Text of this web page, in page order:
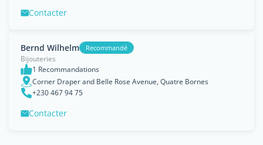
Contacter
Bernd Wilhelm Recommandé
Bijouteries
1 Recommandations
Corner Draper and Belle Rose Avenue, Quatre Bornes
+230 467 94 75
Contacter